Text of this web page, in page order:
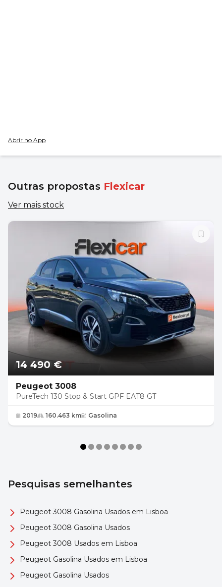
Abrir no App
Outras propostas Flexicar
Ver mais stock
14 490 €
Peugeot 3008
PureTech 130 Stop & Start GPF EAT8 GT
2019 160.463 km Gasolina
Pesquisas semelhantes
Peugeot 3008 Gasolina Usados em Lisboa
Peugeot 3008 Gasolina Usados
Peugeot 3008 Usados em Lisboa
Peugeot Gasolina Usados em Lisboa
Peugeot Gasolina Usados